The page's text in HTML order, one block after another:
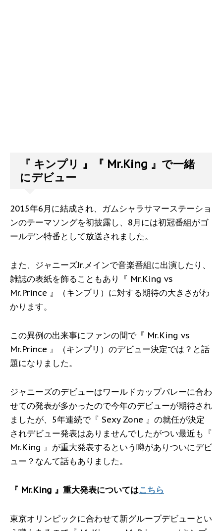
『 キンプリ 』『 Mr.King 』で一緒
にデビュー
2015年6月に結成され、ガムシャラサマーステーショ
ンのテーマソングを初披露し、8月には初冠番組がゴ
ールデン特番として放送されました。
また、ジャニーズJr.メインで音楽番組に出演したり、
雑誌の表紙を飾ることもあり『 Mr.King vs
Mr.Prince 』（キンプリ）に対する期待の大きさがわ
かります。
この異例の出来事にファンの間で『 Mr.King vs
Mr.Prince 』（キンプリ）のデビュー決定では？と話
題になりました。
ジャニーズのデビューはワールドカップバレーに合わ
せての発表が多かったので今年のデビューが期待され
ましたが、5年連続で『 Sexy Zone 』の就任が決定
されデビュー発表はありませんでしたがつい最近も『
Mr.King 』が重大発表するという噂がありついにデビ
ュー？なんて話もありました。
『 Mr.King 』重大発表についてはこちら
東京オリンピックに合わせて新グループデビューとい